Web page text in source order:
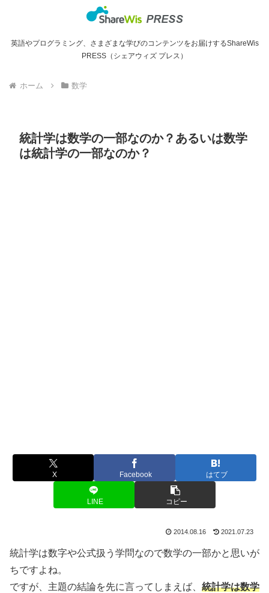
英語やプログラミング、さまざまな学びのコンテンツをお届けするShareWis
PRESS（シェアウィズ プレス）
ホーム 数学
統計学は数学の一部なのか？あるいは数学
は統計学の一部なのか？
X Facebook はてブ
LINE コピー
2014.08.16 2021.07.23
統計学は数字や公式扱う学問なので数学の一部かと思いが
ちですよね。
ですが、主題の結論を先に言ってしまえば、 統計学は数学